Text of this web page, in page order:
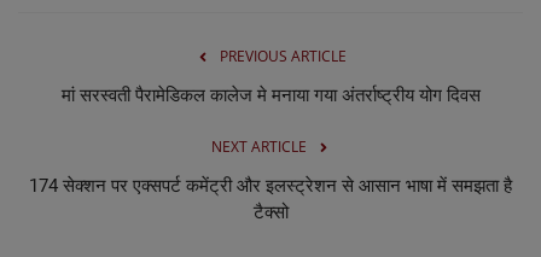
PREVIOUS ARTICLE
मां सरस्वती पैरामेडिकल कालेज मे मनाया गया अंतर्राष्ट्रीय योग दिवस
NEXT ARTICLE
174 सेक्शन पर एक्सपर्ट कमेंट्री और इलस्ट्रेशन से आसान भाषा में समझता है
टैक्सो